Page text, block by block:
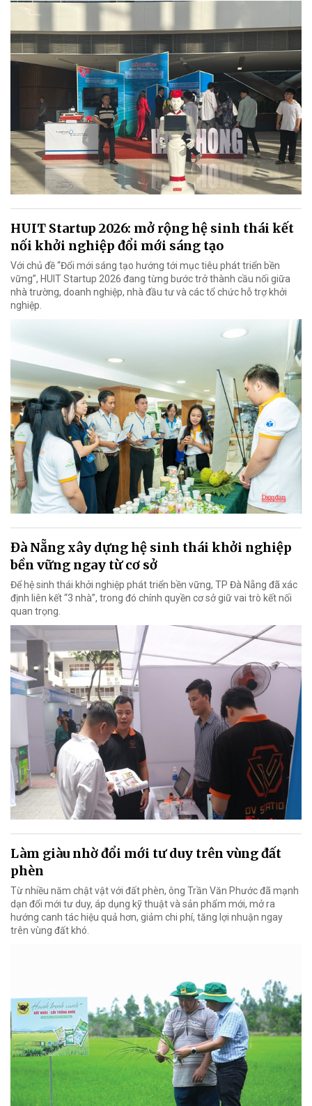
HUIT Startup 2026: mở rộng hệ sinh thái kết
nối khởi nghiệp đổi mới sáng tạo
Với chủ đề “Đổi mới sáng tạo hướng tới mục tiêu phát triển bền
vững”, HUIT Startup 2026 đang từng bước trở thành cầu nối giữa
nhà trường, doanh nghiệp, nhà đầu tư và các tổ chức hỗ trợ khởi
nghiệp.
Đà Nẵng xây dựng hệ sinh thái khởi nghiệp
bền vững ngay từ cơ sở
Để hệ sinh thái khởi nghiệp phát triển bền vững, TP Đà Nẵng đã xác
định liên kết “3 nhà”, trong đó chính quyền cơ sở giữ vai trò kết nối
quan trọng.
Làm giàu nhờ đổi mới tư duy trên vùng đất
phèn
Từ nhiều năm chật vật với đất phèn, ông Trần Văn Phước đã mạnh
dạn đổi mới tư duy, áp dụng kỹ thuật và sản phẩm mới, mở ra
hướng canh tác hiệu quả hơn, giảm chi phí, tăng lợi nhuận ngay
trên vùng đất khó.